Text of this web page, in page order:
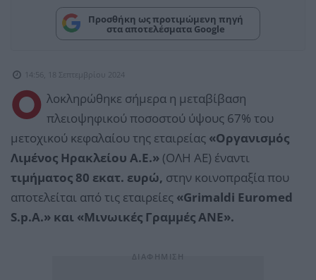
Προσθήκη ως προτιμώμενη πηγή
στα αποτελέσματα Google
14:56, 18 Σεπτεμβρίου 2024
Ο λοκληρώθηκε σήμερα η μεταβίβαση
πλειοψηφικού ποσοστού ύψους 67% του
μετοχικού κεφαλαίου της εταιρείας «Οργανισμός
Λιμένος Ηρακλείου Α.Ε.» (ΟΛΗ ΑΕ) έναντι
τιμήματος 80 εκατ. ευρώ, στην κοινοπραξία που
αποτελείται από τις εταιρείες «Grimaldi Euromed
S.p.A.» και «Μινωικές Γραμμές ΑΝΕ».